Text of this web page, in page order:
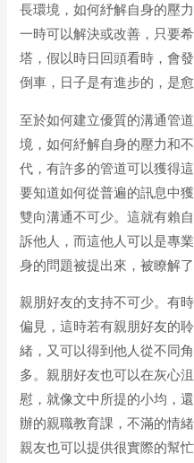
長環境，如何紓解自身的壓
一時可以解決或改善，只要
塔，假以時日回頭看時，會
倒車，日子是有進步的，是愈
至於如何建立優質的溝通管
境，如何紓解自身的壓力和
代，有許多的管道可以獲得
要知道如何從普遍的訊息中
雙向溝通不可少。這就有賴
訴他人，而這他人可以是專
身的問題被提出來，被瞭解
親朋好友的支持不可少。有
偏見，這時若有親朋好友的
緒，又可以得到他人從不同
多。親朋好友也可以在灰心
慰，就像文中所提的小均，
辦的親職教育課，不滿的情
親友也可以提供很實際的幫